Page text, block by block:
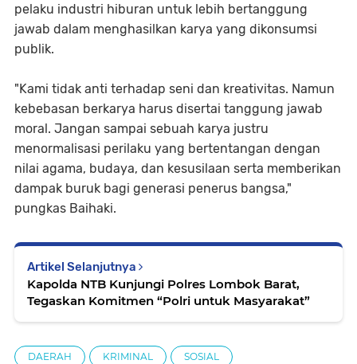
pelaku industri hiburan untuk lebih bertanggung
jawab dalam menghasilkan karya yang dikonsumsi
publik.
"Kami tidak anti terhadap seni dan kreativitas. Namun
kebebasan berkarya harus disertai tanggung jawab
moral. Jangan sampai sebuah karya justru
menormalisasi perilaku yang bertentangan dengan
nilai agama, budaya, dan kesusilaan serta memberikan
dampak buruk bagi generasi penerus bangsa,"
pungkas Baihaki.
Artikel Selanjutnya
Kapolda NTB Kunjungi Polres Lombok Barat,
Tegaskan Komitmen “Polri untuk Masyarakat”
DAERAH KRIMINAL SOSIAL